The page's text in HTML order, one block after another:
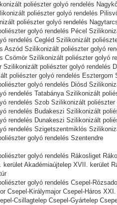
poliészter golyó rendelés
poliészter golyó rendelés
poliészter golyó rendelés
golyó rendelés Pécel
rendelés Cegléd Szilikonizált
Aszód Szilikonizált poliészter golyó
Csömör Szilikonizált poliészter golyó
Szilikonizált poliészter golyó rendelés
poliészter golyó rendelés
golyó rendelés Diósd
rendelés Tatabánya Szilikonizált
rendelés Szob Szilikonizált
rendelés Budakeszi Szilikonizált
rendelés Dunakeszi Szilikonizált
rendelés Szigetszentmiklós
golyó rendelés Szentendre
golyó rendelés Rákosliget
kerület Akadémiaújtelep XVII. kerület
golyó rendelés Csepel-
Csepel-Királymajor Csepel-Háros
Csillagtelep Csepel-Gyártelep